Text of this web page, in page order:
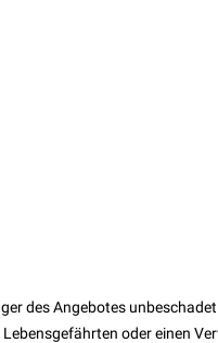
des Angebotes
oder einen